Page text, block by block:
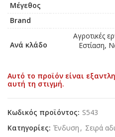
Μέγεθος
Brand
Ανά κλάδο
Αγροτικές
Εστίαση,
Αυτό το προϊόν είναι
αυτή τη στιγμή.
Κωδικός προϊόντος: S543
Κατηγορίες: Ένδυση , Σειρά